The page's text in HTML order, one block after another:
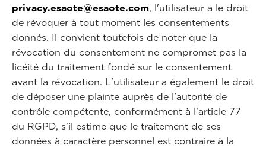
privacy.esaote@esaote.com, l'utilisateur a le droit
de révoquer à tout moment les consentements
donnés. Il convient toutefois de noter que la
révocation du consentement ne compromet pas la
licéité du traitement fondé sur le consentement
avant la révocation. L'utilisateur a également le droit
de déposer une plainte auprès de l'autorité de
contrôle compétente, conformément à l'article 77
du RGPD, s'il estime que le traitement de ses
données à caractère personnel est contraire à la